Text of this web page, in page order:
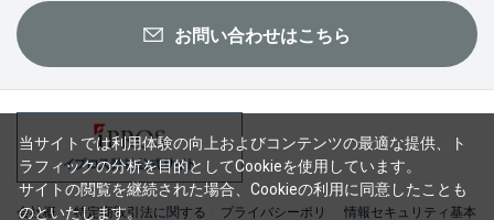
お問い合わせはこちら
会社概 特定商取引法に関する プライバシーポリ 情報セキュリティ基本
当サイトでは利用体験の向上およびコンテンツの最適な提供、ト
ラフィックの分析を目的としてCookieを使用しています。
サイトの閲覧を継続された場合、Cookieの利用に同意したことも
のといたします。